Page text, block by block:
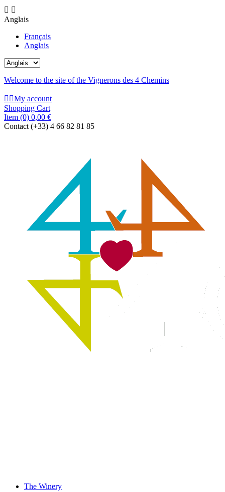
 
Anglais
Français
Anglais
Welcome to the site of the Vignerons des 4 Chemins
 My account
Shopping Cart
Item (0) 0,00 €
Contact (+33) 4 66 82 81 85
The Winery